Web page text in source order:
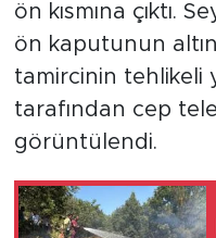
ön kısmına çıktı.
ön kaputunun
tamircinin tehlikeli
tarafından cep
görüntülendi.